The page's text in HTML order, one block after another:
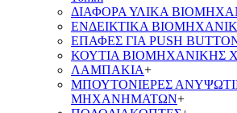
ΔΙΑΦΟΡΑ ΥΛΙΚΑ
ΕΝΔΕΙΚΤΙΚΑ
ΕΠΑΦΕΣ ΓΙΑ PUSH
ΚΟΥΤΙΑ ΒΙΟΜΗΧΑΝΙΚΗΣ
ΛΑΜΠΑΚΙΑ+
ΜΠΟΥΤΟΝΙΕΡΕΣ
ΜΗΧΑΝΗΜΑΤΩΝ+